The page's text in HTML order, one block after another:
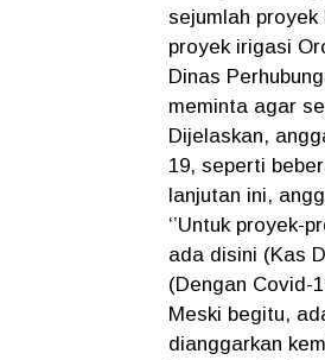
sejumlah
proyek irigasi
Dinas
meminta agar
Dijelaskan,
19, seperti
lanjutan ini,
‘’Untuk proyek-
ada disini (Kas
(Dengan Covid-
Meski begitu,
dianggarkan